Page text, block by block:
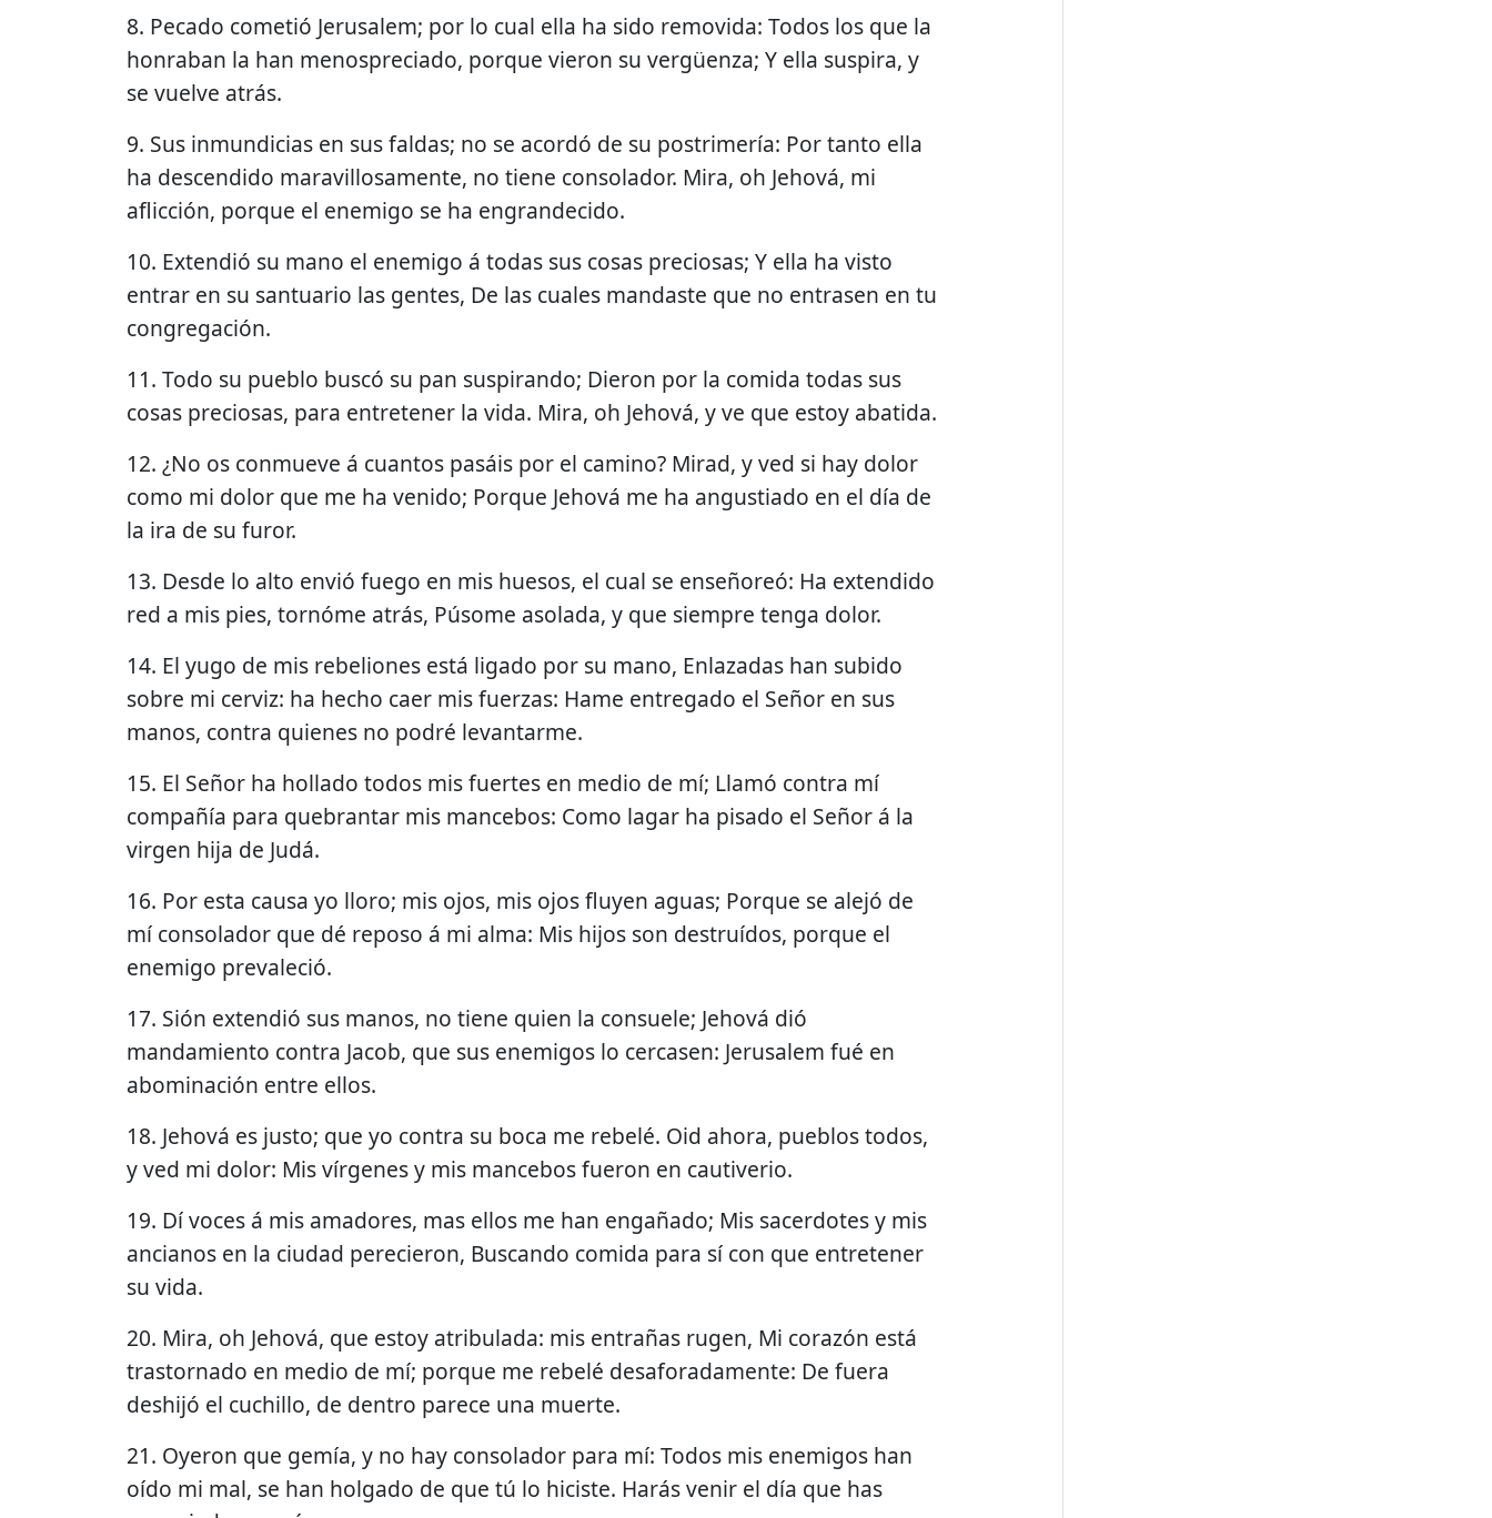
8. Pecado cometió Jerusalem; por lo cual ella ha sido removida: Todos los que la
honraban la han menospreciado, porque vieron su vergüenza; Y ella suspira, y
se vuelve atrás.
9. Sus inmundicias en sus faldas; no se acordó de su postrimería: Por tanto ella
ha descendido maravillosamente, no tiene consolador. Mira, oh Jehová, mi
aflicción, porque el enemigo se ha engrandecido.
10. Extendió su mano el enemigo á todas sus cosas preciosas; Y ella ha visto
entrar en su santuario las gentes, De las cuales mandaste que no entrasen en tu
congregación.
11. Todo su pueblo buscó su pan suspirando; Dieron por la comida todas sus
cosas preciosas, para entretener la vida. Mira, oh Jehová, y ve que estoy abatida.
12. ¿No os conmueve á cuantos pasáis por el camino? Mirad, y ved si hay dolor
como mi dolor que me ha venido; Porque Jehová me ha angustiado en el día de
la ira de su furor.
13. Desde lo alto envió fuego en mis huesos, el cual se enseñoreó: Ha extendido
red a mis pies, tornóme atrás, Púsome asolada, y que siempre tenga dolor.
14. El yugo de mis rebeliones está ligado por su mano, Enlazadas han subido
sobre mi cerviz: ha hecho caer mis fuerzas: Hame entregado el Señor en sus
manos, contra quienes no podré levantarme.
15. El Señor ha hollado todos mis fuertes en medio de mí; Llamó contra mí
compañía para quebrantar mis mancebos: Como lagar ha pisado el Señor á la
virgen hija de Judá.
16. Por esta causa yo lloro; mis ojos, mis ojos fluyen aguas; Porque se alejó de
mí consolador que dé reposo á mi alma: Mis hijos son destruídos, porque el
enemigo prevaleció.
17. Sión extendió sus manos, no tiene quien la consuele; Jehová dió
mandamiento contra Jacob, que sus enemigos lo cercasen: Jerusalem fué en
abominación entre ellos.
18. Jehová es justo; que yo contra su boca me rebelé. Oid ahora, pueblos todos,
y ved mi dolor: Mis vírgenes y mis mancebos fueron en cautiverio.
19. Dí voces á mis amadores, mas ellos me han engañado; Mis sacerdotes y mis
ancianos en la ciudad perecieron, Buscando comida para sí con que entretener
su vida.
20. Mira, oh Jehová, que estoy atribulada: mis entrañas rugen, Mi corazón está
trastornado en medio de mí; porque me rebelé desaforadamente: De fuera
deshijó el cuchillo, de dentro parece una muerte.
21. Oyeron que gemía, y no hay consolador para mí: Todos mis enemigos han
oído mi mal, se han holgado de que tú lo hiciste. Harás venir el día que has